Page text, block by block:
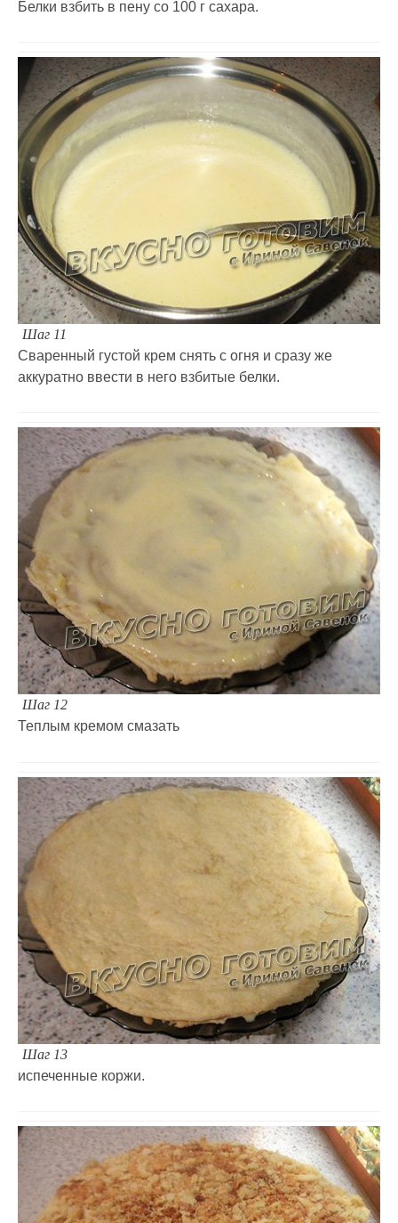
Белки взбить в пену со 100 г сахара.
Шаг 11
Сваренный густой крем снять с огня и сразу же
аккуратно ввести в него взбитые белки.
Шаг 12
Теплым кремом смазать
Шаг 13
испеченные коржи.